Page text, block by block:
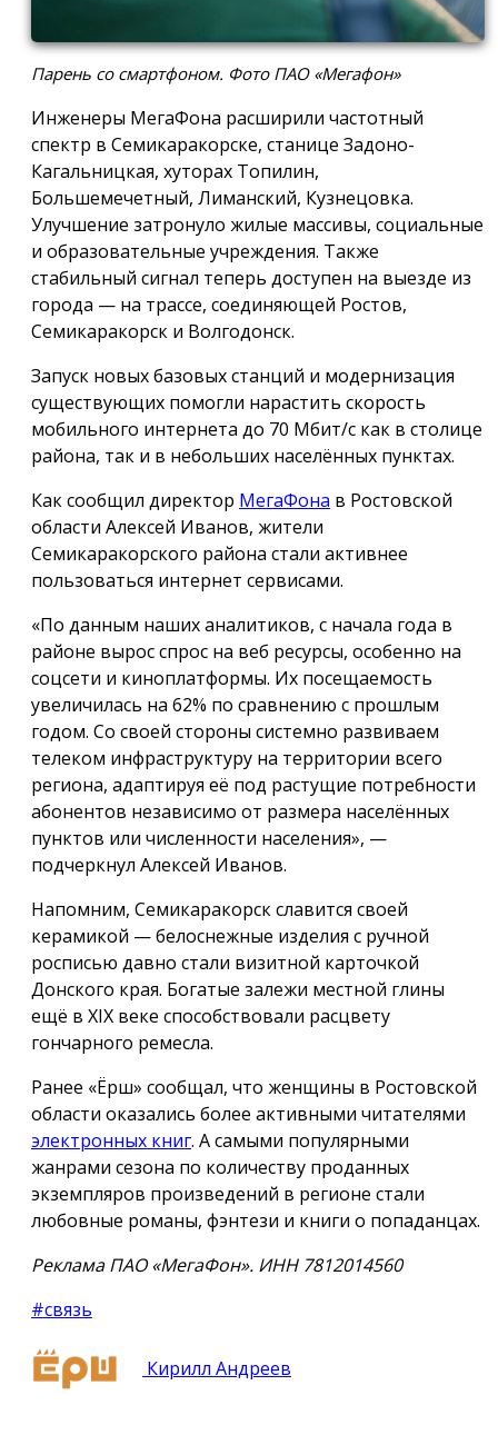
Парень со смартфоном. Фото ПАО «Мегафон»
Инженеры МегаФона расширили частотный
спектр в Семикаракорске, станице Задоно-
Кагальницкая, хуторах Топилин,
Большемечетный, Лиманский, Кузнецовка.
Улучшение затронуло жилые массивы, социальные
и образовательные учреждения. Также
стабильный сигнал теперь доступен на выезде из
города — на трассе, соединяющей Ростов,
Семикаракорск и Волгодонск.
Запуск новых базовых станций и модернизация
существующих помогли нарастить скорость
мобильного интернета до 70 Мбит/с как в столице
района, так и в небольших населённых пунктах.
Как сообщил директор МегаФона в Ростовской
области Алексей Иванов, жители
Семикаракорского района стали активнее
пользоваться интернет сервисами.
«По данным наших аналитиков, с начала года в
районе вырос спрос на веб ресурсы, особенно на
соцсети и киноплатформы. Их посещаемость
увеличилась на 62% по сравнению с прошлым
годом. Со своей стороны системно развиваем
телеком инфраструктуру на территории всего
региона, адаптируя её под растущие потребности
абонентов независимо от размера населённых
пунктов или численности населения», —
подчеркнул Алексей Иванов.
Напомним, Семикаракорск славится своей
керамикой — белоснежные изделия с ручной
росписью давно стали визитной карточкой
Донского края. Богатые залежи местной глины
ещё в XIX веке способствовали расцвету
гончарного ремесла.
Ранее «Ёрш» сообщал, что женщины в Ростовской
области оказались более активными читателями
электронных книг. А самыми популярными
жанрами сезона по количеству проданных
экземпляров произведений в регионе стали
любовные романы, фэнтези и книги о попаданцах.
Реклама ПАО «МегаФон». ИНН 7812014560
#связь
Кирилл Андреев